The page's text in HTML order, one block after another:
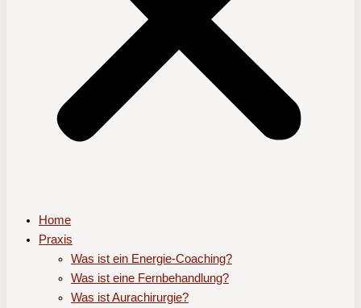
Home
Praxis
Was ist ein Energie-Coaching?
Was ist eine Fernbehandlung?
Was ist Aurachirurgie?